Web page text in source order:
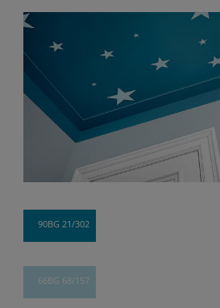
90BG 21/302
66BG 68/157